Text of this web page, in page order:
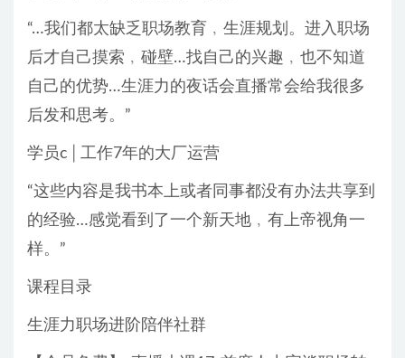
“…我们都太缺乏职场教育﹐生涯规划。进入职场
后才自己摸索﹐碰壁…找自己的兴趣﹐也不知道
自己的优势…生涯力的夜话会直播常会给我很多
后发和思考。”
学员c│工作7年的大厂运营
“这些内容是我书本上或者同事都没有办法共享到
的经验…感觉看到了一个新天地﹐有上帝视角一
样。”
课程目录
生涯力职场进阶陪伴社群